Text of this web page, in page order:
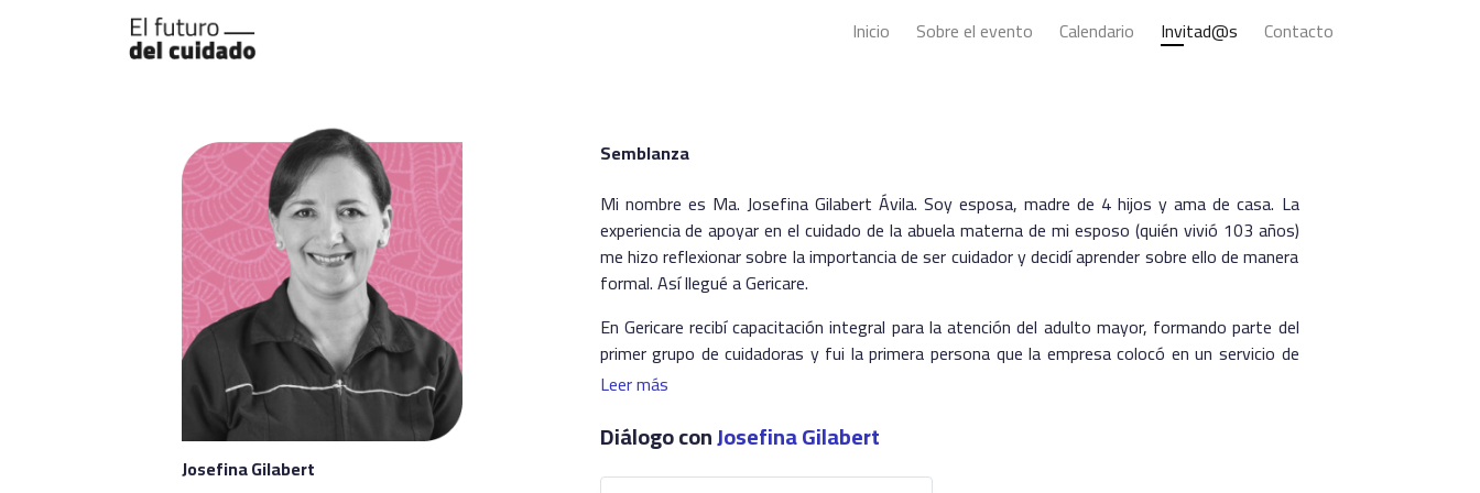
Inicio Sobre el evento Calendario Invitad@s Contacto
Josefina Gilabert
Semblanza
Mi nombre es Ma. Josefina Gilabert Ávila. Soy esposa, madre de 4 hijos y ama de casa. La
experiencia de apoyar en el cuidado de la abuela materna de mi esposo (quién vivió 103 años)
me hizo reflexionar sobre la importancia de ser cuidador y decidí aprender sobre ello de manera
formal. Así llegué a Gericare.
En Gericare recibí capacitación integral para la atención del adulto mayor, formando parte del
primer grupo de cuidadoras y fui la primera persona que la empresa colocó en un servicio de
cuidado en casa. Fue una experiencia retadora y muy gratificante.
Un año después se inició el Club de Día y me llamaron para trabajar como monitora, labor que
desempeñé durante 8 años, implementando actividades para los adultos mayores, tales como
activación física, manualidades, actividades culturales, entre otras. Me enamoré de mi trabajo,
Leer más
Diálogo conJosefina Gilabert